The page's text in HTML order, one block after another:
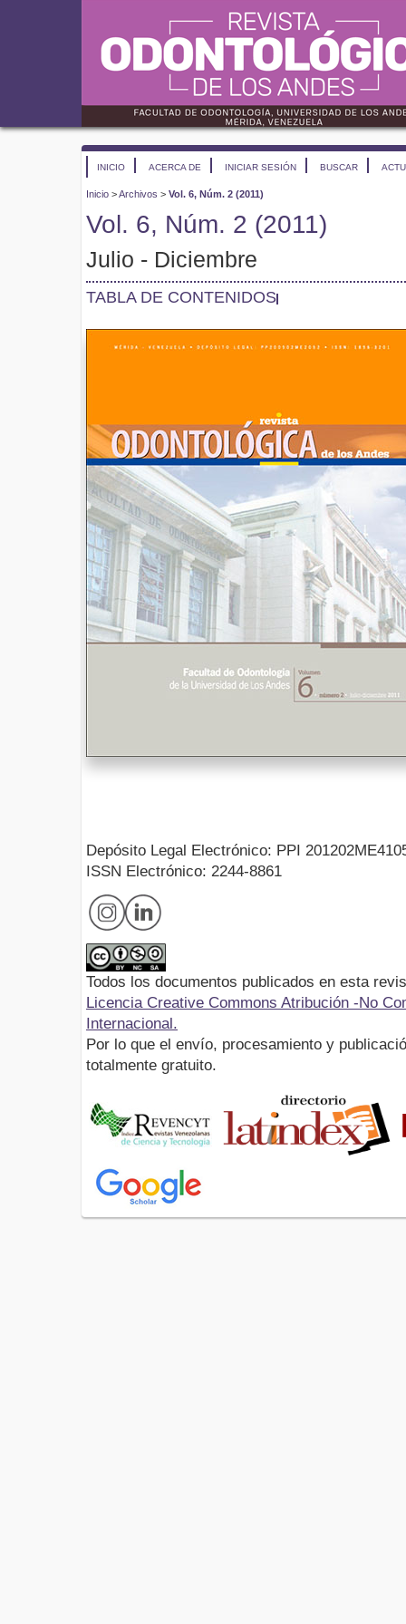
INICIO ACERCA DE INICIAR SESIÓN BUSCAR
Inicio >Archivos > Vol. 6, Núm. 2 (2011)
Vol. 6, Núm. 2 (2011)
Julio - Diciembre
TABLA DE CONTENIDOS
Depósito Legal Electrónico: PPI
ISSN Electrónico: 2244-8861
Todos los documentos publicados en esta
Licencia Creative Commons Atribución -No
Internacional.
Por lo que el envío, procesamiento y
totalmente gratuito.